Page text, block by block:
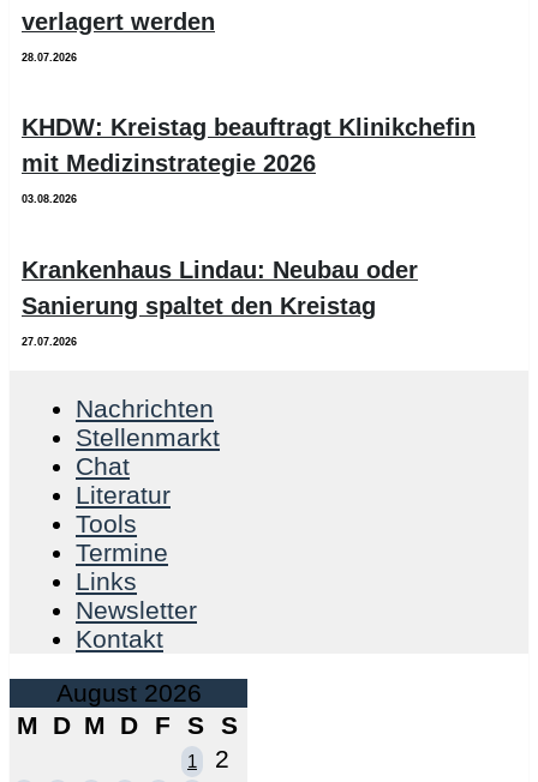
verlagert werden
28.07.2026
KHDW: Kreistag beauftragt Klinikchefin
mit Medizinstrategie 2026
03.08.2026
Krankenhaus Lindau: Neubau oder
Sanierung spaltet den Kreistag
27.07.2026
Nachrichten
Stellenmarkt
Chat
Literatur
Tools
Termine
Links
Newsletter
Kontakt
August 2026
M
D M D F S S
1 2